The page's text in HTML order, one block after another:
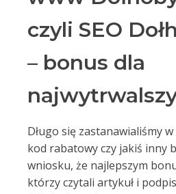
czyli SEO
– bonus dla
Długo się zastanawialiśmy w
kod rabatowy czy jakiś inny
wniosku, że najlepszym
którzy czytali artykuł i